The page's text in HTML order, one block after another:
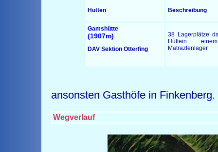
Hütten Beschreibung
Gamshütte
(1907m)
DAV Sektion Otterfing
38 Lagerplätze
Hüttein
Matraztenlager
ansonsten Gasthöfe in Finkenberg.
Wegverlauf